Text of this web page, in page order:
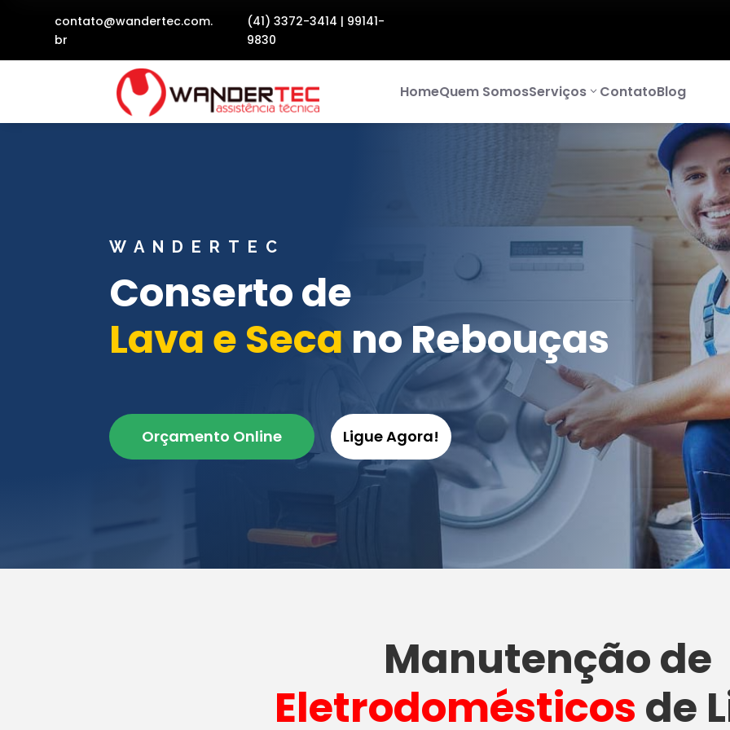
contato@wandertec.com.
br
(41) 3372-3414 | 99141-
9830
HomeQuem SomosServiços ContatoBlog
WANDERTEC
Conserto de
Lava e Seca no Rebouças
Orçamento Online Ligue Agora!
Manutençãode
Eletrodomésticos de